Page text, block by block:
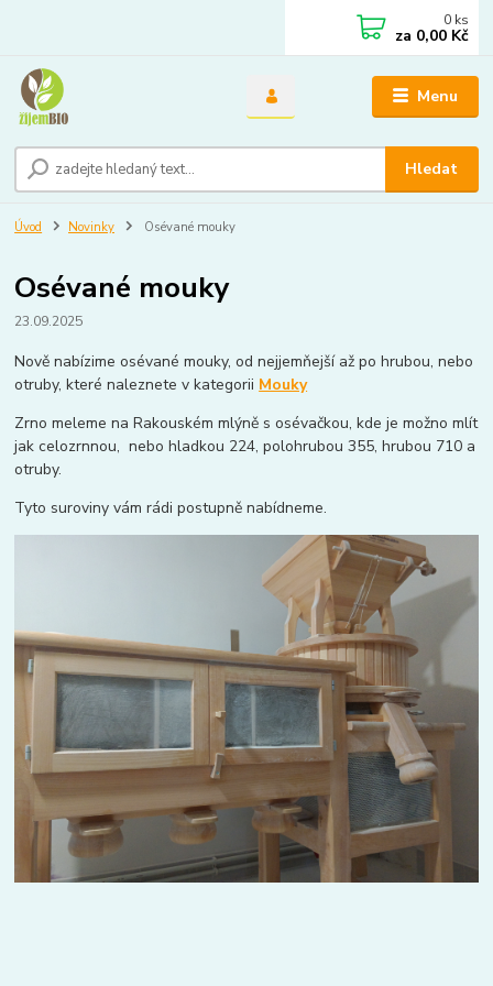
Menu
Hledat
0 ks
za 0,00 Kč
Úvod Novinky Osévané mouky
Osévané mouky
23.09.2025
Nově nabízime osévané mouky, od nejjemňejší až po hrubou, nebo
otruby, které naleznete v kategorii Mouky
Zrno meleme na Rakouském mlýně s osévačkou, kde je možno mlít
jak celozrnnou, nebo hladkou 224, polohrubou 355, hrubou 710 a
otruby.
Tyto suroviny vám rádi postupně nabídneme.